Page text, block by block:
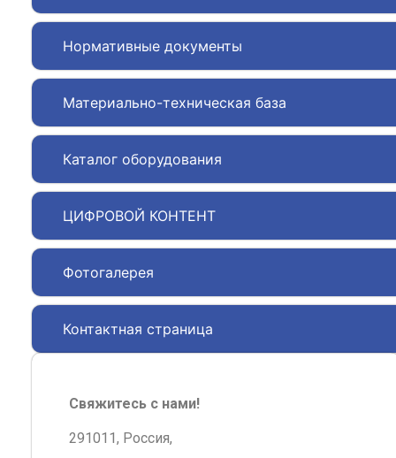
Нормативные документы
Материально-техническая база
Каталог оборудования
ЦИФРОВОЙ КОНТЕНТ
Фотогалерея
Контактная страница
Свяжитесь с нами!
291011, Россия,